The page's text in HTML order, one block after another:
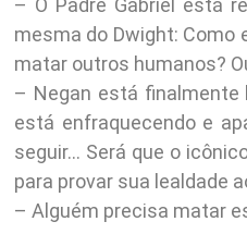
– O Padre Gabriel está
mesma do Dwight: Como
matar outros humanos?
– Negan está finalmente
está enfraquecendo e
seguir… Será que o
para provar sua lealdade
– Alguém precisa matar